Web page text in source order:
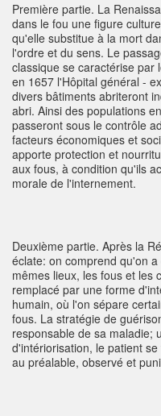
Première partie. La
dans le fou une figure
qu'elle substitue à la mort
l'ordre et du sens. Le
classique se caractérise
en 1657 l'Hôpital général -
divers bâtiments abriteront
abri. Ainsi des populations
passeront sous le contrôle
facteurs économiques et
apporte protection et
aux fous, à condition qu'ils
morale de l'internement.
Deuxième partie. Après la
éclate: on comprend qu'on
mêmes lieux, les fous et les
remplacé par une forme
humain, où l'on sépare
fous. La stratégie de
responsable de sa maladie;
d'intériorisation, le patient
au préalable, observé et